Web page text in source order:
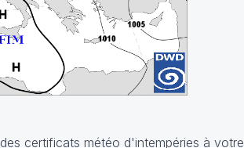
des certificats météo d'intempéries à votre